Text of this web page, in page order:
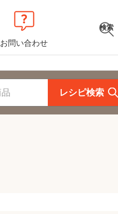
お問い合わせ
検索
レシピ検索